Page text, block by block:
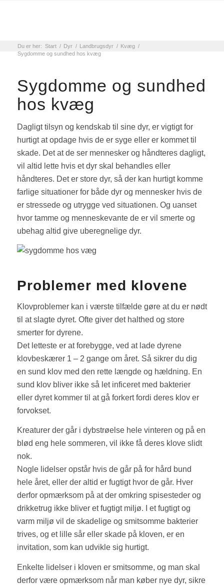
Du er her: Start / Dyr / Landbrugsdyr / Kvæg /
Sygdomme og sundhed hos kvæg
Sygdomme og sundhed
hos kvæg
Dagligt tilsyn og kendskab til sine dyr, er vigtigt for
hurtigt at opdage hvis de er syge eller er kommet til
skade. Det at de ser mennesker og håndteres dagligt,
vil altid lette hvis et dyr skal behandles eller
håndteres. Det er store dyr, så der kan hurtigt komme
farlige situationer for både dyr og mennesker hvis de
er stressede og utrygge ved situationen. Og uanset
hvor tamme og menneskevante de er vil smerte og
ubehag altid give uberegnelige dyr.
Problemer med klovene
Klovproblemer kan i værste tilfælde gøre at du er nødt
til at slagte dyret. Ofte giver det halthed og store
smerter for dyrene.
Det letteste er at forebygge, ved at lade dyrene
klovbeskærer 1 – 2 gange om året. Så sikrer du dig
en sund klov med den rette længde og hældning. En
sund klov bliver ikke så let inficeret med bakterier
eller dyret kommer til at gå forkert fordi deres klov er
forvokset.
Kreaturer der går i dybstrøelse hele vinteren og på en
blød eng hele sommeren, vil ikke få deres klove slidt
nok.
Nogle lidelser opstår hvis de går på for hård bund
hele året, eller der altid er fugtigt hvor de går. Hver
derfor opmærksom på at der omkring spisesteder og
drikketrug ikke bliver et fugtigt miljø. I et fugtigt og
varm miljø vil de skadelige og smitsomme bakterier
trives, og et lille sår eller skade på kloven, er en
invitation, som kan udvikle sig hurtigt.
Enkelte lidelser i kloven er smitsomme, og man skal
derfor være opmærksom når man køber nye dyr, sikre